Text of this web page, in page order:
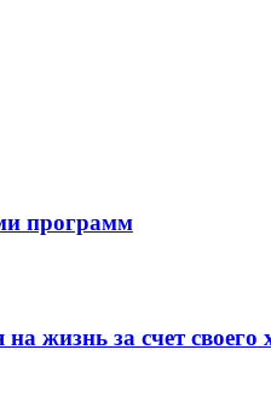
программ
жизнь за счет своего